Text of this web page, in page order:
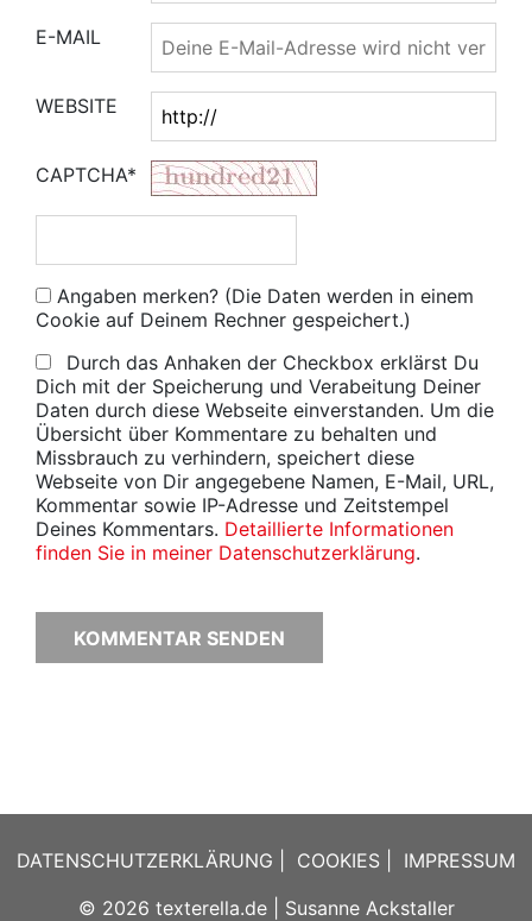
E-MAIL
WEBSITE
CAPTCHA*
Angaben merken? (Die Daten werden in einem
Cookie auf Deinem Rechner gespeichert.)
Durch das Anhaken der Checkbox erklärst Du
Dich mit der Speicherung und Verabeitung Deiner
Daten durch diese Webseite einverstanden. Um die
Übersicht über Kommentare zu behalten und
Missbrauch zu verhindern, speichert diese
Webseite von Dir angegebene Namen, E-Mail, URL,
Kommentar sowie IP-Adresse und Zeitstempel
Deines Kommentars. Detaillierte Informationen
finden Sie in meiner Datenschutzerklärung.
DATENSCHUTZERKLÄRUNG COOKIES
IMPRESSUM
© 2026 texterella.de| Susanne Ackstaller